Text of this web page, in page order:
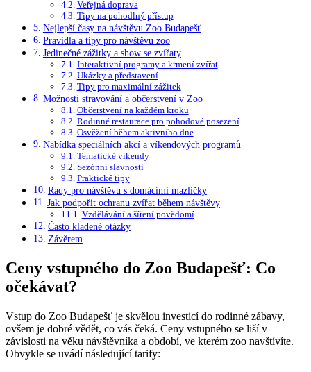
Veřejná doprava
Tipy na pohodlný přístup
Nejlepší časy na návštěvu Zoo Budapešť
Pravidla a tipy pro návštěvu zoo
Jedinečné zážitky a show se zvířaty
Interaktivní programy a krmení zvířat
Ukázky a představení
Tipy pro maximální zážitek
Možnosti stravování a občerstvení v Zoo
Občerstvení na každém kroku
Rodinné restaurace pro pohodové posezení
Osvěžení během aktivního dne
Nabídka speciálních akcí a víkendových programů
Tematické víkendy
Sezónní slavnosti
Praktické tipy
Rady pro návštěvu s domácími mazlíčky
Jak podpořit ochranu zvířat během návštěvy
Vzdělávání a šíření povědomí
Často kladené otázky
Závěrem
Ceny vstupného do Zoo Budapešť: Co
očekávat?
Vstup do Zoo Budapešť je skvělou investicí do rodinné zábavy,
ovšem je dobré vědět, co vás čeká. Ceny vstupného se liší v
závislosti na věku návštěvníka a období, ve kterém zoo navštívíte.
Obvykle se uvádí následující tarify: